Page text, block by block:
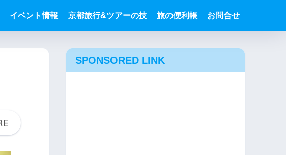
イベント情報 京都旅行&ツアーの技 旅の便利帳 お問合せ
SPONSORED LINK